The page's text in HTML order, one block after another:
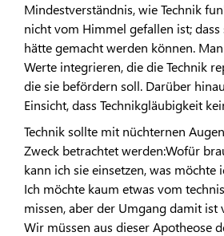
Mindestverständnis, wie Technik
nicht vom Himmel gefallen ist; dass
hätte gemacht werden können.
Werte integrieren, die die Technik
die sie befördern soll. Darüber
Einsicht, dass Technikgläubigkeit
Technik sollte mit nüchternen
Zweck betrachtet werden:Wofür
kann ich sie einsetzen, was möchte
Ich möchte kaum etwas vom
missen, aber der Umgang damit ist
Wir müssen aus dieser Apotheose